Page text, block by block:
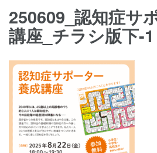
250609_認知症サ
講座_チラシ版下-1